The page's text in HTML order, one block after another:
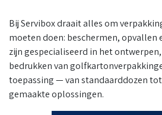
Bij Servibox draait alles om
moeten doen: beschermen, opvallen
zijn gespecialiseerd in het
bedrukken van
toepassing — van standaarddozen
gemaakte oplossingen.